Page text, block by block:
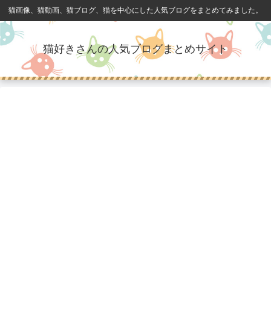
猫画像、猫動画、猫ブログ、猫を中心にした人気ブログをまとめてみました。
猫好きさんの人気ブログまとめサイト